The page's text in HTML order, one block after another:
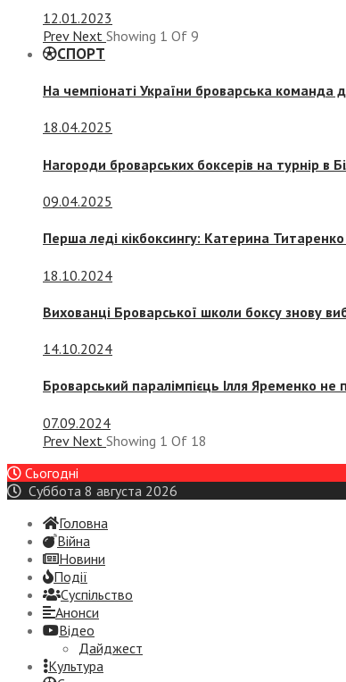
12.01.2023
Prev Next Showing 1 Of 9
СПОРТ
На чемпіонаті України броварська команда
18.04.2025
Нагороди броварських боксерів на турнір в
09.04.2025
Перша леді кікбоксингу: Катерина
18.10.2024
Вихованці Броварської школи боксу знову
14.10.2024
Броварський паралімпієць Ілля Яременко не
07.09.2024
Prev Next Showing 1 Of 18
Сьогодні
Суббота 8 августа 2026
Головна
Війна
Новини
Події
Суспiльство
Анонси
Відео
Дайджест
Культура